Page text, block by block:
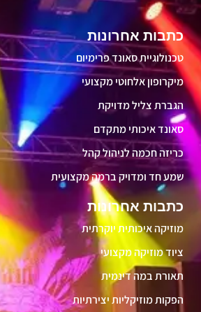
כתבות אחרונות
מוזיקה איכותית יוקרתית
ציוד מוזיקה מקצועי
תאורת במה דינמית
הפקות מוזיקליות יצירתיות
כתבות אחרונות
טכנולוגיית סאונד פרימיום
מיקרופון אלחוטי מקצועי
הגברת צליל מדויקת
סאונד איכותי מתקדם
כריזה חכמה לניהול קהל
שמע חד ומדויק ברמה מקצועית